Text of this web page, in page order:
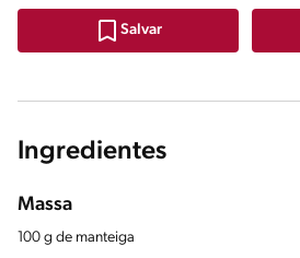
Salvar
Ingredientes
Massa
100 g de manteiga